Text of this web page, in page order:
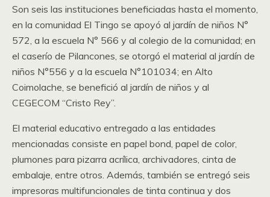
Son seis las instituciones beneficiadas hasta el momento,
en la comunidad El Tingo se apoyó al jardín de niños N°
572, a la escuela N° 566 y al colegio de la comunidad; en
el caserío de Pilancones, se otorgó el material al jardín de
niños N°556 y a la escuela N°101034; en Alto
Coimolache, se benefició al jardín de niños y al
CEGECOM “Cristo Rey”.
El material educativo entregado a las entidades
mencionadas consiste en papel bond, papel de color,
plumones para pizarra acrílica, archivadores, cinta de
embalaje, entre otros. Además, también se entregó seis
impresoras multifuncionales de tinta continua y dos